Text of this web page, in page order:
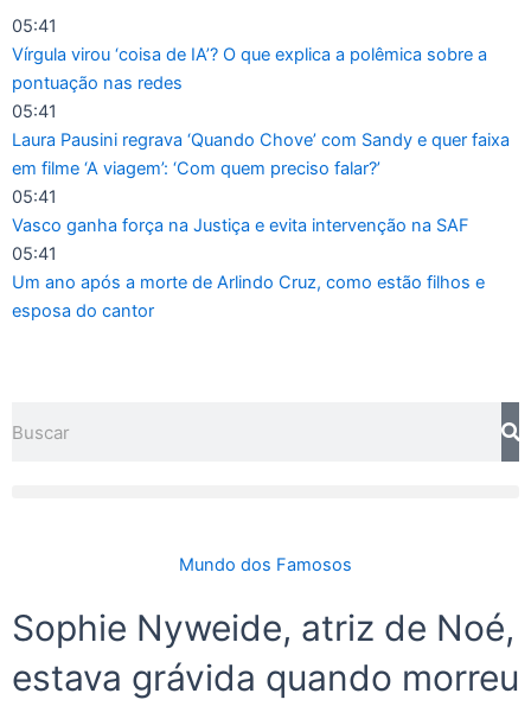
para
conteúdo
05:41
Vírgula virou ‘coisa de IA’? O que explica a polêmica sobre a
pontuação nas redes
05:41
Laura Pausini regrava ‘Quando Chove’ com Sandy e quer faixa
em filme ‘A viagem’: ‘Com quem preciso falar?’
05:41
Vasco ganha força na Justiça e evita intervenção na SAF
05:41
Um ano após a morte de Arlindo Cruz, como estão filhos e
esposa do cantor
Mundo dos Famosos
Sophie Nyweide, atriz de Noé,
estava grávida quando morreu